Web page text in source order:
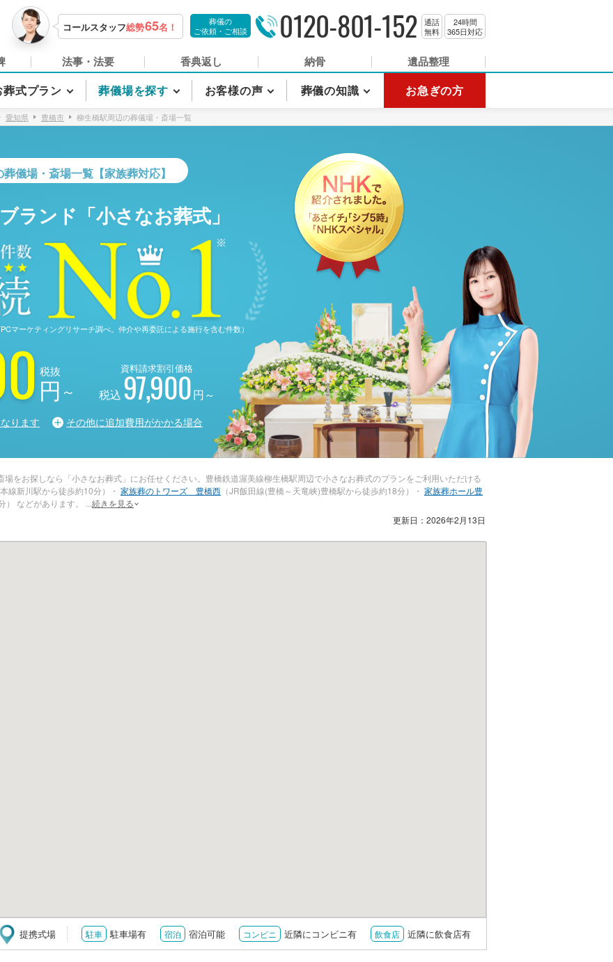
コールスタッフ総勢65名！
葬儀の
ご依頼・ご相談
0120-801-152
通話
無料
24時間
365日対応
法事・法要 香典返し 納骨 遺品整理
葬式プラン 葬儀場を探す お客様の声 葬儀の知識 お急ぎの方
愛知県 豊橋市 柳生橋駅周辺の葬儀場・斎場一覧
葬儀場・斎場一覧【家族葬対応】
ランド「小さなお葬式」
マーケティングリサーチ調べ。仲介や再委託による施行を含む件数）
円 ～
税抜 資料請求割引価格
税込97,900円～
ります その他に追加費用がかかる場合
をお探しなら「小さなお葬式」にお任せください。豊橋鉄道渥美線柳生橋駅周辺で小さなお葬式のプランをご利用いただける
線新川駅から徒歩約10分）・ 家族葬のトワーズ 豊橋西 （JR飯田線(豊橋～天竜峡)豊橋駅から徒歩約18分）・ 家族葬ホール豊
） などがあります。
続きを見る
更新日：2026年2月13日
提携式場 駐車 駐車場有 宿泊 宿泊可能 コンビニ 近隣にコンビニ有 飲食店 近隣に飲食店有